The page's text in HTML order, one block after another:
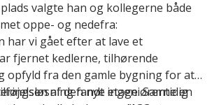
valgte han og kollegerne både
oppe- og nedefra:
har vi gået efter at lave et
fjernet kedlerne, tilhørende
opfyld fra den gamle bygning for at
af den nye etage. Samtidig
fandt ingeniørerne en